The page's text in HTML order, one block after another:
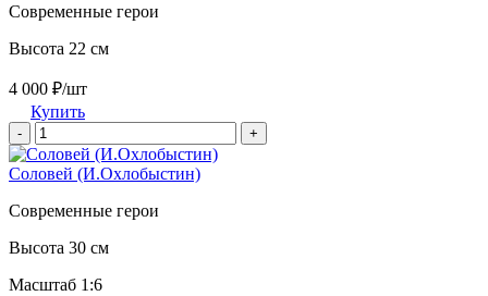
Современные герои
Высота 22 см
4 000 ₽/шт
Купить
- +
Соловей (И.Охлобыстин)
Современные герои
Высота 30 см
Масштаб 1:6